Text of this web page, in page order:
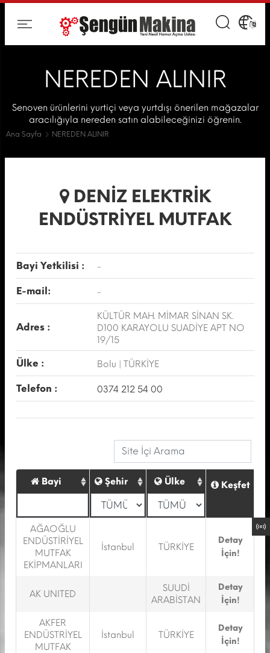
NEREDEN ALINIR
Senoven ürünlerini yurtiçi veya yurtdışı önerilen mağazalar
aracılığıyla nereden satın alabileceğinizi öğrenin.
Ana Sayfa NEREDEN ALINIR
DENİZ ELEKTRİK
ENDÜSTRİYEL MUTFAK
Bayi Yetkilisi : -
E-mail: -
Adres :
KÜLTÜR MAH. MİMAR SİNAN SK.
D100 KARAYOLU SUADİYE APT NO
19/15
Ülke : Bolu | TÜRKİYE
Telefon : 0374 212 54 00
Bayi Şehir Ülke Keşfet
AĞAOĞLU
ENDÜSTİRİYEL
MUTFAK
EKİPMANLARI
İstanbul TÜRKİYE
Detay
İçin!
AK UNITED
SUUDİ
ARABİSTAN
Detay
İçin!
AKFER
ENDÜSTRİYEL
MUTFAK
İstanbul TÜRKİYE
Detay
İçin!